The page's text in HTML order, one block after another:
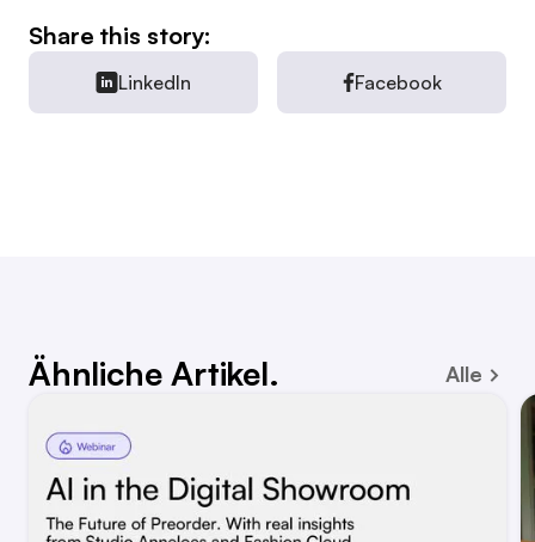
Share this story:
LinkedIn Facebook
Ähnliche Artikel. Alle